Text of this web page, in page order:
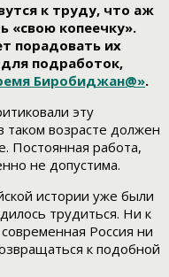
к труду, что аж
«свою копеечку».
порадовать их
подработок,
Биробиджан@».
эту
таком возрасте должен
Постоянная работа,
не допустима.
истории уже были
трудиться. Ни к
Россия ни
к подобной